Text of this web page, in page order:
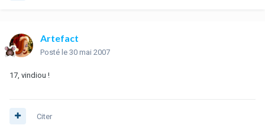
Artefact
Posté le 30 mai 2007
17, vindiou !
Citer